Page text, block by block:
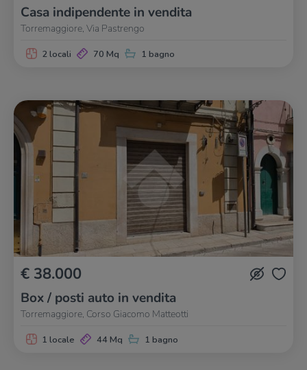
Casa indipendente in vendita
Torremaggiore, Via Pastrengo
2 locali 70 Mq 1 bagno
€ 38.000
Box / posti auto in vendita
Torremaggiore, Corso Giacomo Matteotti
1 locale 44 Mq 1 bagno